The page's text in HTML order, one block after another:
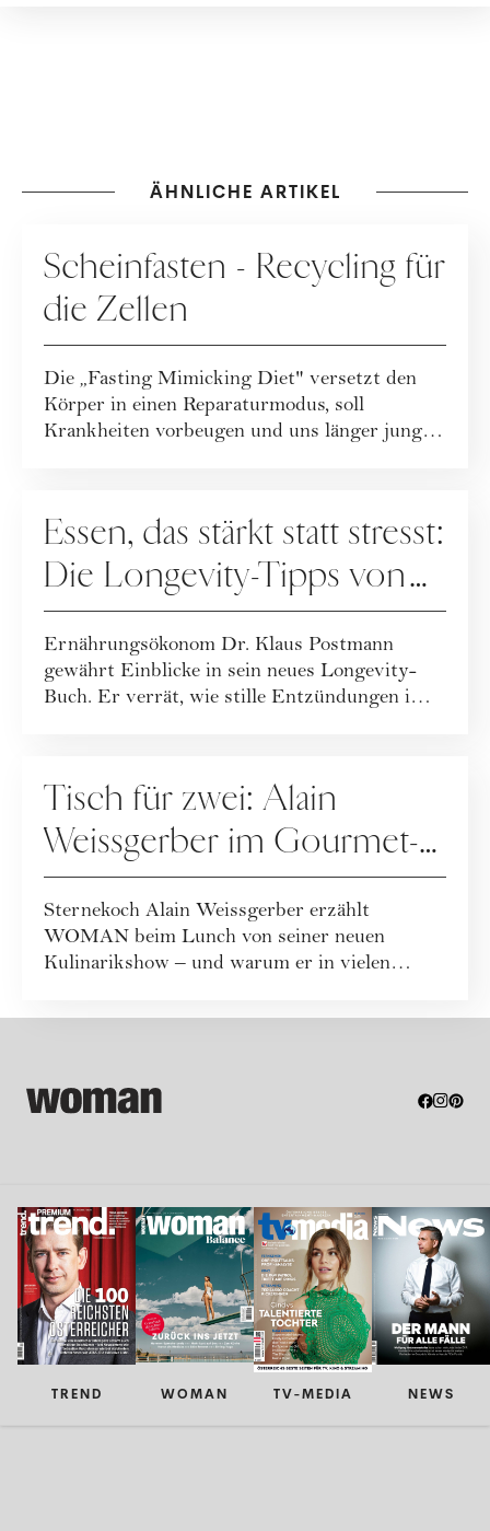
ÄHNLICHE ARTIKEL
Scheinfasten - Recycling für
die Zellen
Die „Fasting Mimicking Diet" versetzt den
Körper in einen Reparaturmodus, soll
Krankheiten vorbeugen und uns länger jung
Essen, das stärkt statt stresst:
Die Longevity-Tipps von
Dr. Klaus Postmann
Ernährungsökonom Dr. Klaus Postmann
gewährt Einblicke in sein neues Longevity-
Buch. Er verrät, wie stille Entzündungen im
Tisch für zwei: Alain
Weissgerber im Gourmet-
Talk
Sternekoch Alain Weissgerber erzählt
WOMAN beim Lunch von seiner neuen
Kulinarikshow – und warum er in vielen
TREND WOMAN TV-MEDIA NEWS